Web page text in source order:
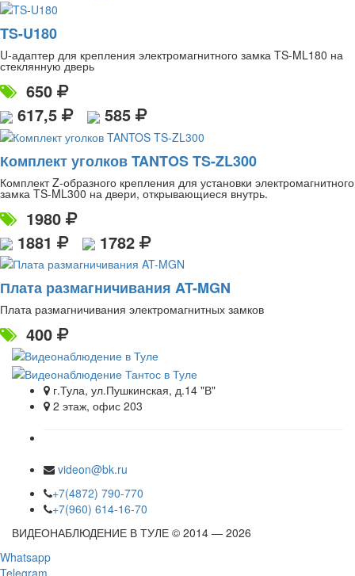
TS-U180
U-адаптер для крепления электромагнитного замка TS-ML180 на
стеклянную дверь
650
617,5
585
Комплект уголков TANTOS TS-ZL300
Комплект Z-образного крепления для установки электромагнитного
замка TS-ML300 на двери, открывающиеся внутрь.
1980
1881
1782
Плата размагничивания AT-MGN
Плата размагничивания электромагнитных замков
400
г.Тула, ул.Пушкинская, д.14 "В"
2 этаж, офис 203
videon@bk.ru
+7(4872) 790-770
+7(960) 614-16-70
ВИДЕОНАБЛЮДЕНИЕ В ТУЛЕ © 2014 — 2026
Whatsapp
Telegram